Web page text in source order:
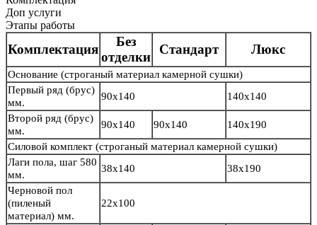
Доп услуги
Этапы работы
Комплектация
Без
отделки
Стандарт Люкс
Основание (строганый материал камерной сушки)
Первый ряд (брус)
мм.
90х140
140х140
Второй ряд (брус)
мм.
90х140 90х140
140х190
Силовой комплект (строганый материал камерной сушки)
Лаги пола, шаг 580
мм.
38х140
38х190
Черновой пол
(пиленый
материал) мм.
22х100